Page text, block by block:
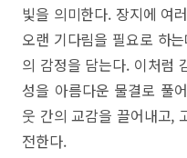
빛을 의미한다. 장지에 여
오랜 기다림을 필요로 하
의 감정을 담는다. 이처럼
성을 아름다운 물결로 풀
웃 간의 교감을 끌어내고,
전한다.